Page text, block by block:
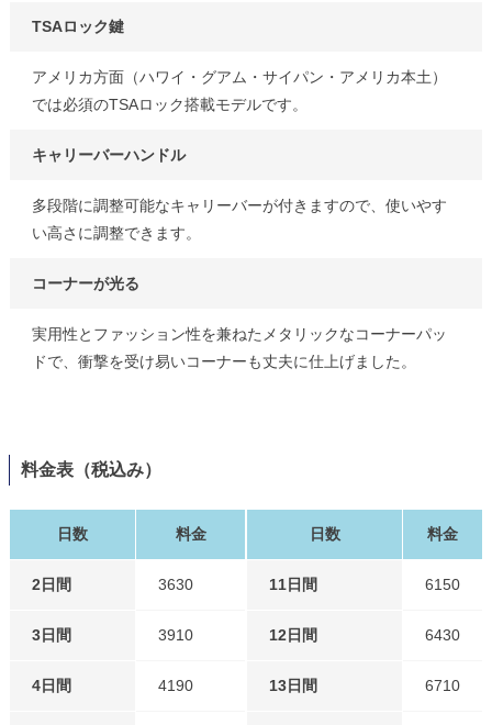
TSAロック鍵
アメリカ方面（ハワイ・グアム・サイパン・アメリカ本土）
では必須のTSAロック搭載モデルです。
キャリーバーハンドル
多段階に調整可能なキャリーバーが付きますので、使いやす
い高さに調整できます。
コーナーが光る
実用性とファッション性を兼ねたメタリックなコーナーパッ
ドで、衝撃を受け易いコーナーも丈夫に仕上げました。
料金表（税込み）
日数 料金
2日間 3630
3日間 3910
4日間 4190
日数 料金
11日間 6150
12日間 6430
13日間 6710